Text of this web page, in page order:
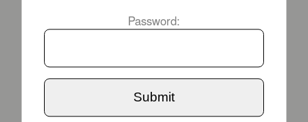
Password:
Submit